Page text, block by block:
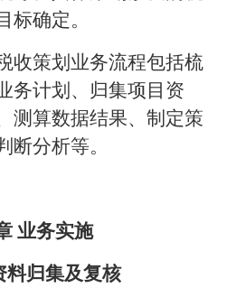
标确定。
收策划业务流程包括梳
务计划、归集项目资
测算数据结果、制定策
断分析等。
业务实施
料归集及复核